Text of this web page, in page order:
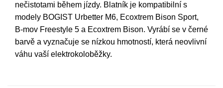
nečistotami během jízdy. Blatník je kompatibilní s
modely BOGIST Urbetter M6, Ecoxtrem Bison Sport,
B-mov Freestyle 5 a Ecoxtrem Bison. Vyrábí se v černé
barvě a vyznačuje se nízkou hmotností, která neovlivní
váhu vaší elektrokoloběžky.